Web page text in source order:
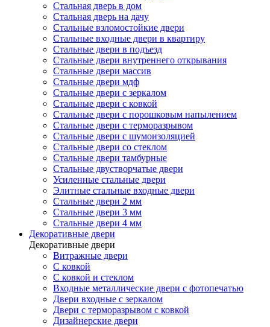
Стальная дверь в дом
Стальная дверь на дачу
Стальные взломостойкие двери
Стальные входные двери в квартиру
Стальные двери в подъезд
Стальные двери внутреннего открывания
Стальные двери массив
Стальные двери мдф
Стальные двери с зеркалом
Стальные двери с ковкой
Стальные двери с порошковым напылением
Стальные двери с терморазрывом
Стальные двери с шумоизоляцией
Стальные двери со стеклом
Стальные двери тамбурные
Стальные двустворчатые двери
Усиленные стальные двери
Элитные стальные входные двери
Стальные двери 2 мм
Стальные двери 3 мм
Стальные двери 4 мм
Декоративные двери
Декоративные двери
Витражные двери
С ковкой
С ковкой и стеклом
Входные металлические двери с фотопечатью
Двери входные с зеркалом
Двери с терморазрывом с ковкой
Дизайнерские двери